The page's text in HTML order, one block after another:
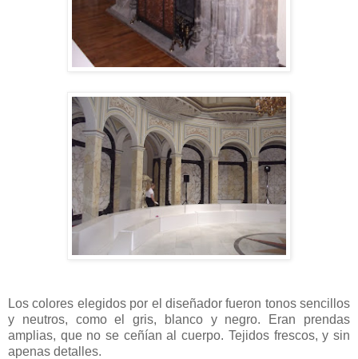
Los colores elegidos por el diseñador fueron tonos sencillos
y neutros, como el gris, blanco y negro. Eran prendas
amplias, que no se ceñían al cuerpo. Tejidos frescos, y sin
apenas detalles.